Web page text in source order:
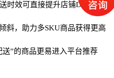
时效可直接提升店铺DSR评
斜，助力多SKU商品获得更高
”的商品更易进入平台推荐